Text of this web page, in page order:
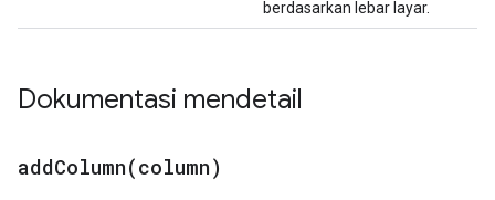
berdasarkan lebar layar.
Dokumentasi mendetail
addColumn(column)